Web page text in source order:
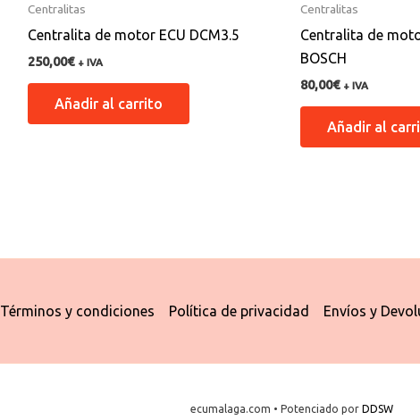
Centralitas
Centralita de motor ECU DCM3.5
250,00€ + IVA
Añadir al carrito
Centralitas
Centralita de
BOSCH
80,00€ + IVA
Añadir al
Términos y condiciones Política de privacidad Envíos y
ecumalaga.com • Potenciado por DDSW